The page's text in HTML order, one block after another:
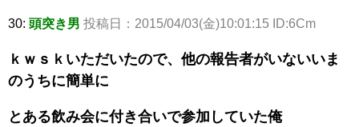
30: 頭突き男 投稿日：2015/04/03(金)10:01:15 ID:6Cm
ｋｗｓｋいただいたので、他の報告者がいないいま
のうちに簡単に
とある飲み会に付き合いで参加していた俺